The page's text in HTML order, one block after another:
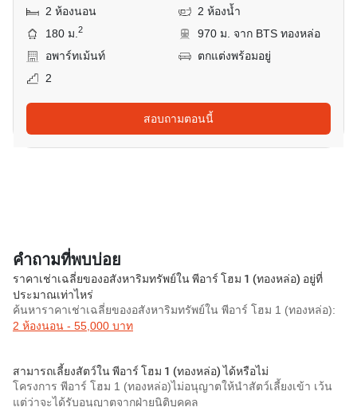
2 ห้องนอน
2 ห้องน้ำ
180 ม.2
970 ม. จาก BTS ทองหล่อ
อพาร์ทเม้นท์
ตกแต่งพร้อมอยู่
2
สอบถามตอนนี้
คำถามที่พบบ่อย
ราคาเช่าเฉลี่ยของอสังหาริมทรัพย์ใน พีอาร์ โฮม 1 (ทองหล่อ) อยู่ที่
ประมาณเท่าไหร่
ค้นหาราคาเช่าเฉลี่ยของอสังหาริมทรัพย์ใน พีอาร์ โฮม 1 (ทองหล่อ):
2 ห้องนอน - 55,000 บาท
สามารถเลี้ยงสัตว์ใน พีอาร์ โฮม 1 (ทองหล่อ) ได้หรือไม่
โครงการ พีอาร์ โฮม 1 (ทองหล่อ)ไม่อนุญาตให้นำสัตว์เลี้ยงเข้า เว้น
แต่ว่าจะได้รับอนุญาตจากฝ่ายนิติบุคคล